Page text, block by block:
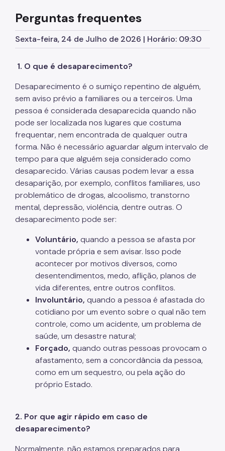
Perguntas frequentes
Sexta-feira, 24 de Julho de 2026 | Horário: 09:30
1. O que é desaparecimento?
Desaparecimento é o sumiço repentino de alguém,
sem aviso prévio a familiares ou a terceiros. Uma
pessoa é considerada desaparecida quando não
pode ser localizada nos lugares que costuma
frequentar, nem encontrada de qualquer outra
forma. Não é necessário aguardar algum intervalo de
tempo para que alguém seja considerado como
desaparecido. Várias causas podem levar a essa
desaparição, por exemplo, conflitos familiares, uso
problemático de drogas, alcoolismo, transtorno
mental, depressão, violência, dentre outras. O
desaparecimento pode ser:
Voluntário, quando a pessoa se afasta por
vontade própria e sem avisar. Isso pode
acontecer por motivos diversos, como
desentendimentos, medo, aflição, planos de
vida diferentes, entre outros conflitos.
Involuntário, quando a pessoa é afastada do
cotidiano por um evento sobre o qual não tem
controle, como um acidente, um problema de
saúde, um desastre natural;
Forçado, quando outras pessoas provocam o
afastamento, sem a concordância da pessoa,
como em um sequestro, ou pela ação do
próprio Estado.
2. Por que agir rápido em caso de
desaparecimento?
Normalmente, não estamos preparados para